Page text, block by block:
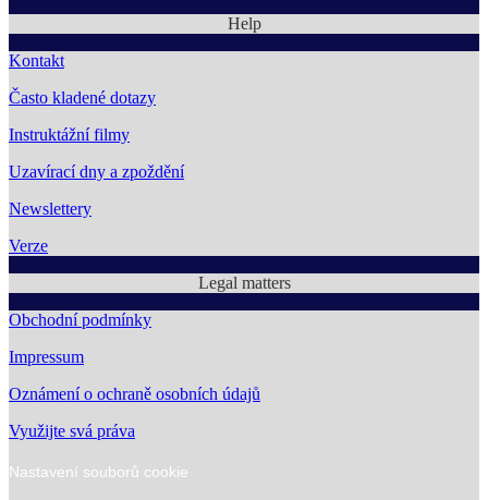
Help
Kontakt
Často kladené dotazy
Instruktážní filmy
Uzavírací dny a zpoždění
Newslettery
Verze
Legal matters
Obchodní podmínky
Impressum
Oznámení o ochraně osobních údajů
Využijte svá práva
Nastavení souborů cookie